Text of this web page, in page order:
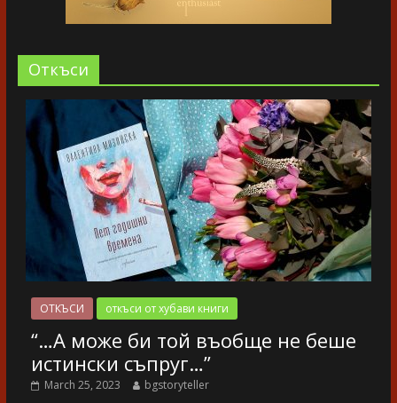
Oткъси
ОТКЪСИ откъси от хубави книги
“…А може би той въобще не беше
истински съпруг…”
March 25, 2023 bgstoryteller